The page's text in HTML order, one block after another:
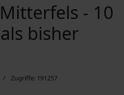
- 10
bisher
Zugriffe: 191257